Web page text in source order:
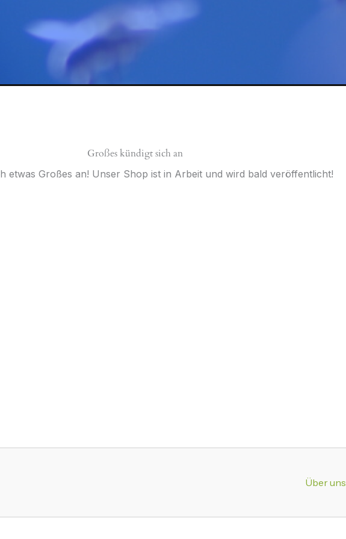
Großes kündigt sich an
etwas Großes an! Unser Shop ist in Arbeit und wird bald veröffentlicht!
Über uns